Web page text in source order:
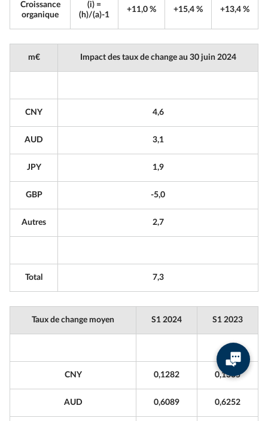
Croissance
organique
(i) =
(h)/(a)-1
+11,0 % +15,4 % +13,4 %
m€ Impact des taux de change au 30 juin 2024
CNY 4,6
AUD 3,1
JPY 1,9
GBP -5,0
Autres 2,7
Total 7,3
Taux de change moyen S1 2024 S1 2023
CNY 0,1282 0,1335
AUD 0,6089 0,6252